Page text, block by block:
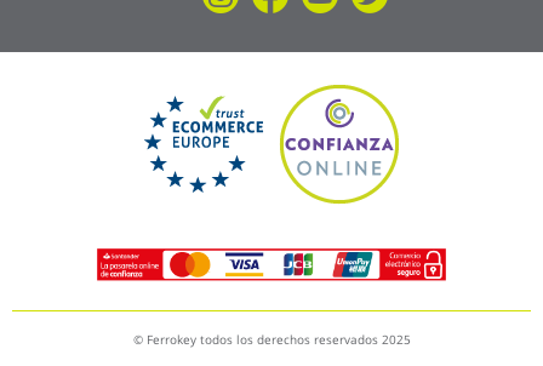
© Ferrokey todos los derechos reservados 2025